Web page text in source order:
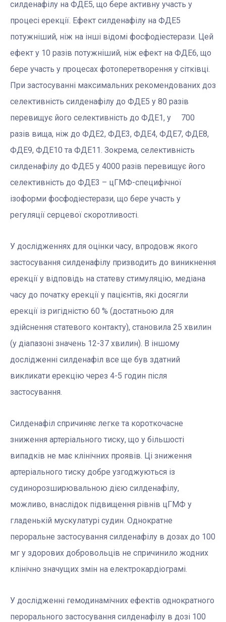
силденафілу на ФДЕ5, що бере активну участь у
процесі ерекції. Ефект силденафілу на ФДЕ5
потужніший, ніж на інші відомі фосфодіестерази. Цей
ефект у 10 разів потужніший, ніж ефект на ФДЕ6, що
бере участь у процесах фотоперетворення у сітківці.
При застосуванні максимальних рекомендованих доз
селективність силденафілу до ФДЕ5 у 80 разів
перевищує його селективність до ФДЕ1, у 700
разів вища, ніж до ФДЕ2, ФДЕ3, ФДЕ4, ФДЕ7, ФДЕ8,
ФДЕ9, ФДЕ10 та ФДЕ11. Зокрема, селективність
силденафілу до ФДЕ5 у 4000 разів перевищує його
селективність до ФДЕ3 – цГМФ-специфічної
ізоформи фосфодіестерази, що бере участь у
регуляції серцевої скоротливості.
У дослідженнях для оцінки часу, впродовж якого
застосування силденафілу призводить до виникнення
ерекції у відповідь на статеву стимуляцію, медіана
часу до початку ерекції у пацієнтів, які досягли
ерекції із ригідністю 60 % (достатньою для
здійснення статевого контакту), становила 25 хвилин
(у діапазоні значень 12-37 хвилин). В іншому
дослідженні силденафіл все ще був здатний
викликати ерекцію через 4-5 годин після
застосування.
Силденафіл спричиняє легке та короткочасне
зниження артеріального тиску, що у більшості
випадків не має клінічних проявів. Ці зниження
артеріального тиску добре узгоджуються із
судинорозширювальною дією силденафілу,
можливо, внаслідок підвищення рівнів цГМФ у
гладенькій мускулатурі судин. Однократне
пероральне застосування силденафілу в дозах до 100
мг у здорових добровольців не спричинило жодних
клінічно значущих змін на електрокардіограмі.
У дослідженні гемодинамічних ефектів однократного
перорального застосування силденафілу в дозі 100